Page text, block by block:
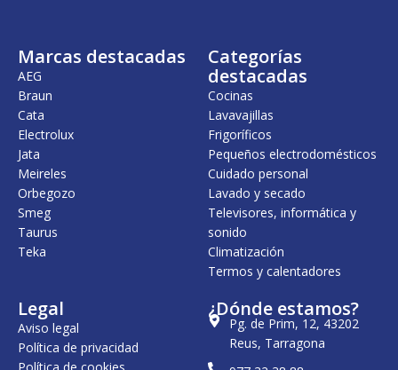
Marcas destacadas
AEG
Braun
Cata
Electrolux
Jata
Meireles
Orbegozo
Smeg
Taurus
Teka
Categorías
destacadas
Cocinas
Lavavajillas
Frigoríficos
Pequeños electrodomésticos
Cuidado personal
Lavado y secado
Televisores, informática y
sonido
Climatización
Termos y calentadores
Legal
Aviso legal
Política de privacidad
¿Dónde estamos?
Pg. de Prim, 12, 43202
Reus, Tarragona